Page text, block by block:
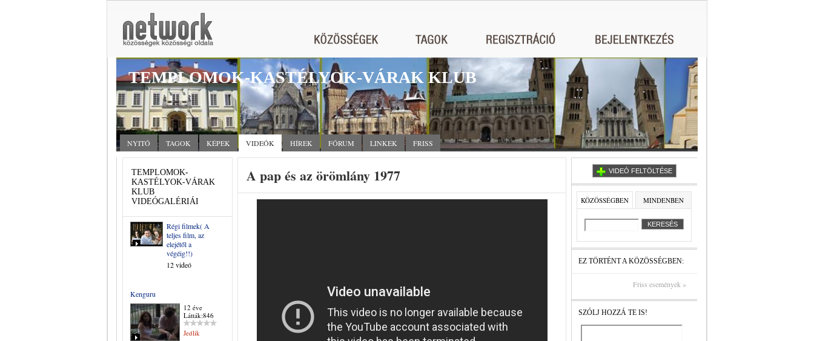
TEMPLOMOK-KASTÉLYOK-VÁRAK KLUB
NYITÓ TAGOK KÉPEK VIDEÓK HÍREK FÓRUM LINKEK FRISS
TEMPLOMOK-
KASTÉLYOK-VÁRAK
KLUB
VIDEÓGALÉRIÁI
Régi filmek( A
teljes film, az
elejétől a
végéig!!)
12 videó
Kenguru
12 éve
Látták:846
Jedlik
A pap és az örömlány 1977 VIDEÓ FELTÖLTÉSE
KÖZÖSSÉGBEN MINDENBEN
EZ TÖRTÉNT A KÖZÖSSÉGBEN:
Friss események »
SZÓLJ HOZZÁ TE IS!